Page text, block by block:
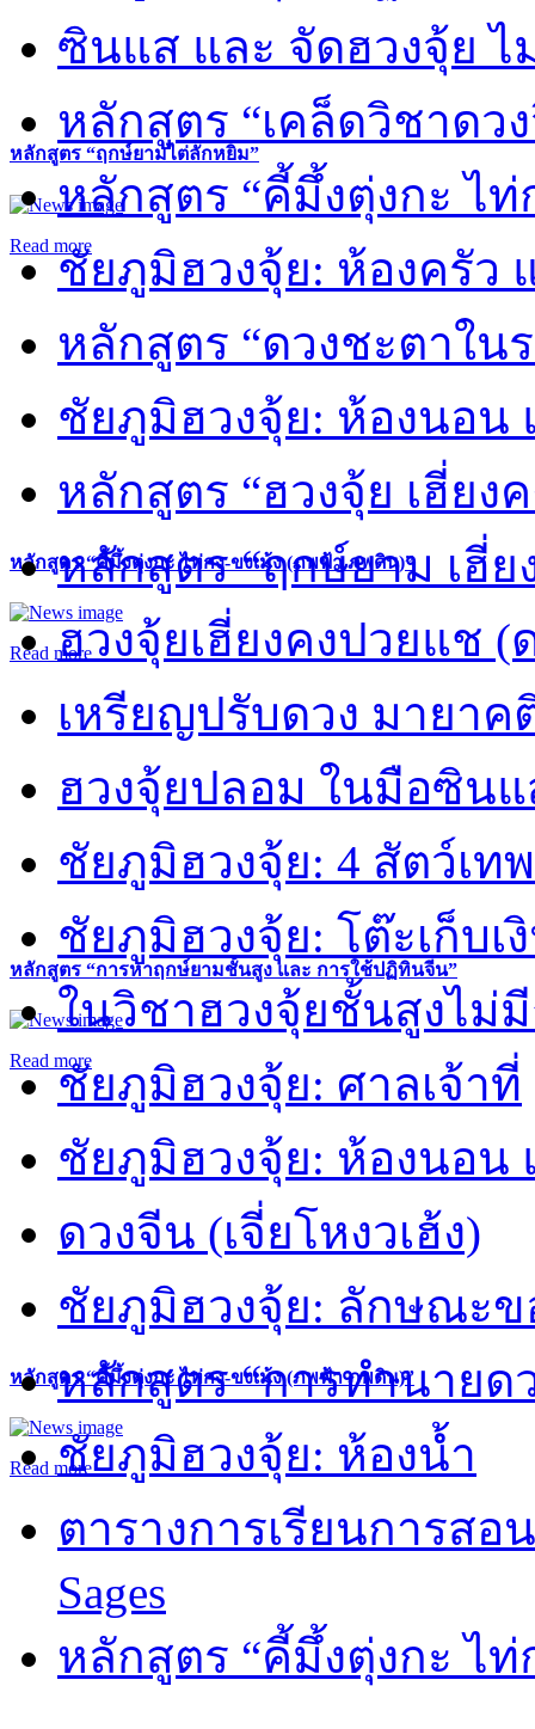
หลักสูตร “ฤกษ์ยามไต่ลักหยิ่ม”
Read more
หลักสูตร “คี้มึ้งตุ่งกะ ไท่กง-ขงเม้ง (ภพฟ้า ภพดิน)”
Read more
หลักสูตร “การหาฤกษ์ยามชั้นสูง และ การใช้ปฏิทินจีน”
Read more
หลักสูตร “คี้มึ้งตุ่งกะ ไท่กง-ขงเม้ง (ภพฟ้า ภพดิน)”
Read more
ซินแส และ จัดฮวงจุ้ย ไ
หลักสูตร “เคล็ดวิชาดว
หลักสูตร “คี้มึ้งตุ่งกะ ไ
ชัยภูมิฮวงจุ้ย: ห้องครัว
หลักสูตร “ดวงชะตาใน
ชัยภูมิฮวงจุ้ย: ห้องนอน
หลักสูตร “ฮวงจุ้ย เฮี่ยง
หลักสูตร “ฤกษ์ยาม เฮี่ย
ฮวงจุ้ยเฮี่ยงคงปวยแช (
เหรียญปรับดวง มายา
ฮวงจุ้ยปลอม ในมือซิน
ชัยภูมิฮวงจุ้ย: 4 สัตว์เทพ
ชัยภูมิฮวงจุ้ย: โต๊ะเก็บเ
ในวิชาฮวงจุ้ยชั้นสูงไม่
ชัยภูมิฮวงจุ้ย: ศาลเจ้าที่
ชัยภูมิฮวงจุ้ย: ห้องนอน
ดวงจีน (เจี่ยโหงวเฮ้ง)
ชัยภูมิฮวงจุ้ย: ลักษณะ
หลักสูตร “การทำนายด
ชัยภูมิฮวงจุ้ย: ห้องน้ำ
ตารางการเรียนการส
Sages
หลักสูตร “คี้มึ้งตุ่งกะ ไ